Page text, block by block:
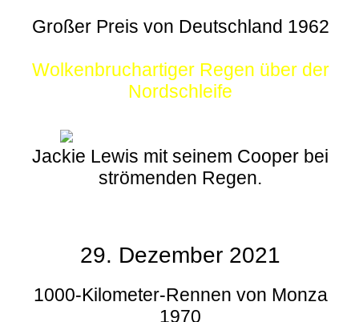
Großer Preis von Deutschland 1962
Wolkenbruchartiger Regen über der
Nordschleife
Jackie Lewis mit seinem Cooper bei
strömenden Regen.
29. Dezember 2021
1000-Kilometer-Rennen von Monza
1970